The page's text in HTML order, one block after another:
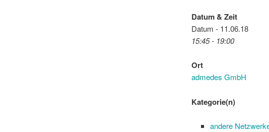
Datum & Zeit
Datum - 11.06.18
15:45 - 19:00
Ort
admedes GmbH
Kategorie(n)
andere